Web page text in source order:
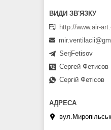
http://www.air-
SerjFetisov
Сергей Фетисов
Сергій Фетісов